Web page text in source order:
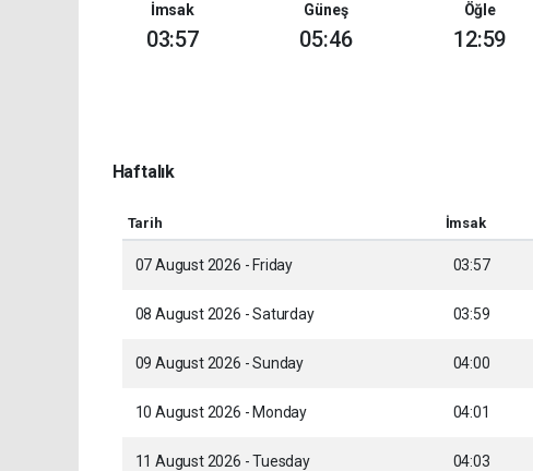
İmsak
03:57
Güneş
05:46
Öğle
12:59
Haftalık
Tarih İmsak
07 August 2026 - Friday 03:57
08 August 2026 - Saturday 03:59
09 August 2026 - Sunday 04:00
10 August 2026 - Monday 04:01
11 August 2026 - Tuesday 04:03